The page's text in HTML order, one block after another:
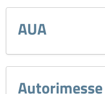
AUA
Autorimesse